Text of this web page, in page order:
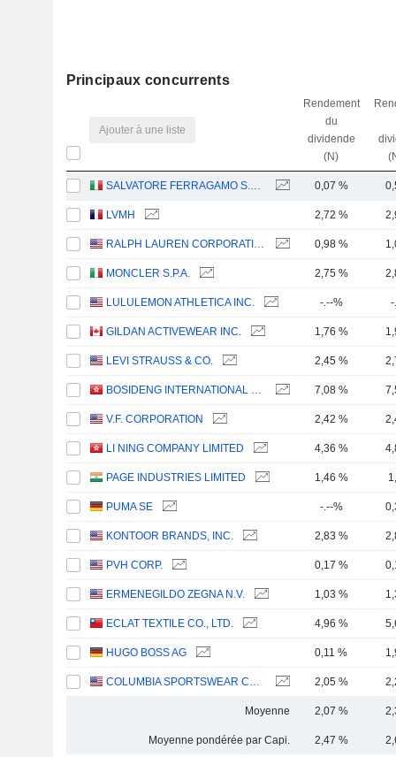
Principaux concurrents
Ajouter à une liste
Rendement
du
dividende
(N)
SALVATORE FERRAGAMO S.P.A. 0,07 %
LVMH 2,72 %
RALPH LAUREN CORPORATION 0,98 %
MONCLER S.P.A. 2,75 %
LULULEMON ATHLETICA INC. -.--% -
GILDAN ACTIVEWEAR INC. 1,76 %
LEVI STRAUSS & CO. 2,45 %
BOSIDENG INTERNATIONAL HOLDINGS LIMITED 7,08 %
V.F. CORPORATION 2,42 %
LI NING COMPANY LIMITED 4,36 %
PAGE INDUSTRIES LIMITED 1,46 %
PUMA SE -.--%
KONTOOR BRANDS, INC. 2,83 %
PVH CORP. 0,17 %
ERMENEGILDO ZEGNA N.V. 1,03 %
ECLAT TEXTILE CO., LTD. 4,96 %
HUGO BOSS AG 0,11 %
COLUMBIA SPORTSWEAR COMPANY 2,05 %
Moyenne 2,07 %
Moyenne pondérée par Capi. 2,47 %